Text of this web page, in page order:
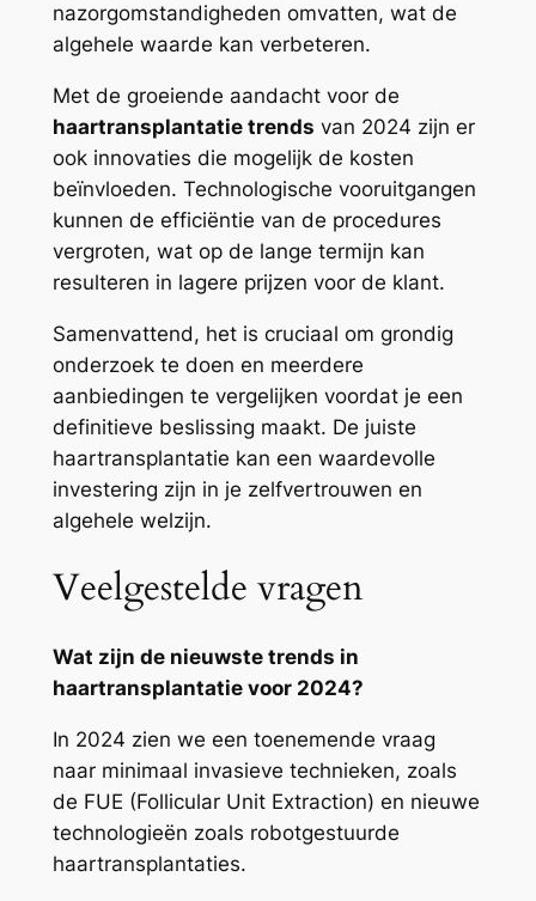
nazorgomstandigheden omvatten, wat de
algehele waarde kan verbeteren.
Met de groeiende aandacht voor de
haartransplantatie trends van 2024 zijn er
ook innovaties die mogelijk de kosten
beïnvloeden. Technologische vooruitgangen
kunnen de efficiëntie van de procedures
vergroten, wat op de lange termijn kan
resulteren in lagere prijzen voor de klant.
Samenvattend, het is cruciaal om grondig
onderzoek te doen en meerdere
aanbiedingen te vergelijken voordat je een
definitieve beslissing maakt. De juiste
haartransplantatie kan een waardevolle
investering zijn in je zelfvertrouwen en
algehele welzijn.
Veelgestelde vragen
Wat zijn de nieuwste trends in
haartransplantatie voor 2024?
In 2024 zien we een toenemende vraag
naar minimaal invasieve technieken, zoals
de FUE (Follicular Unit Extraction) en nieuwe
technologieën zoals robotgestuurde
haartransplantaties.